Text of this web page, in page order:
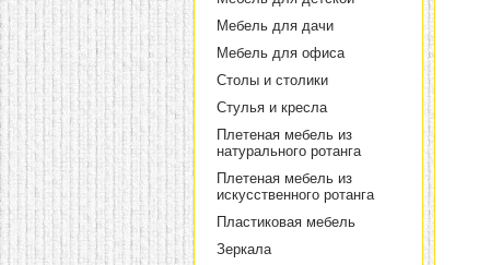
Мебель для дачи
Мебель для офиса
Столы и столики
Стулья и кресла
Плетеная мебель из
натурального ротанга
Плетеная мебель из
искусственного ротанга
Пластиковая мебель
Зеркала